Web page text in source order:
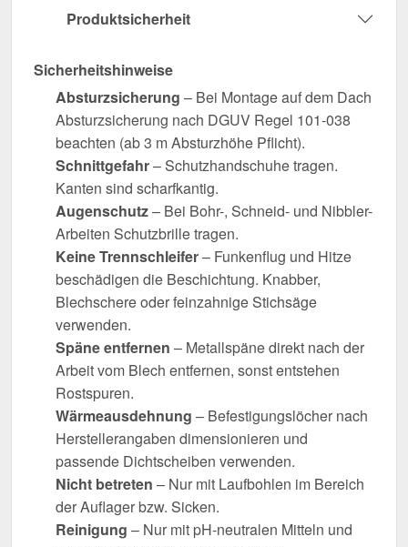
Produktsicherheit
Sicherheitshinweise
Absturzsicherung – Bei Montage auf dem Dach
Absturzsicherung nach DGUV Regel 101-038
beachten (ab 3 m Absturzhöhe Pflicht).
Schnittgefahr– Schutzhandschuhe tragen.
Kanten sind scharfkantig.
Augenschutz– Bei Bohr-, Schneid- und Nibbler-
Arbeiten Schutzbrille tragen.
Keine Trennschleifer– Funkenflug und Hitze
beschädigen die Beschichtung. Knabber,
Blechschere oder feinzahnige Stichsäge
verwenden.
Späne entfernen – Metallspäne direkt nach der
Arbeit vom Blech entfernen, sonst entstehen
Rostspuren.
Wärmeausdehnung – Befestigungslöcher nach
Herstellerangaben dimensionieren und
passende Dichtscheiben verwenden.
Nicht betreten – Nur mit Laufbohlen im Bereich
der Auflager bzw. Sicken.
Reinigung – Nur mit pH-neutralen Mitteln und